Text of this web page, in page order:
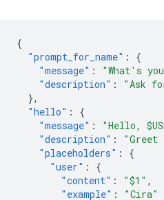
{
"prompt_for_name" :
{
"message" : "What's
"description" :
"Ask
},
"hello" :
{
"message" : "Hello,
"description" : "Greet
"placeholders" :
{
"user" :
{
"content" : "$1" ,
"example" :
"Cira"